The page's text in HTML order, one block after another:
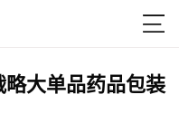

大单品药品包装